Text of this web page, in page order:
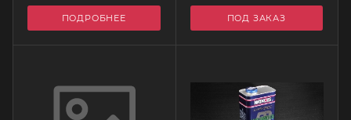
ПОДРОБНЕЕ ПОД ЗАКАЗ